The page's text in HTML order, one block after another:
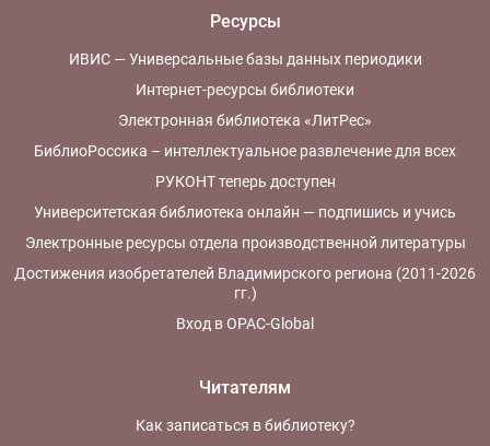
Ресурсы
ИВИС — Универсальные базы данных периодики
Интернет-ресурсы библиотеки
Электронная библиотека «ЛитРес»
БиблиоРоссика – интеллектуальное развлечение для всех
РУКОНТ теперь доступен
Университетская библиотека онлайн — подпишись и учись
Электронные ресурсы отдела производственной литературы
Достижения изобретателей Владимирского региона (2011-2026
гг.)
Вход в OPAC-Global
Читателям
Как записаться в библиотеку?